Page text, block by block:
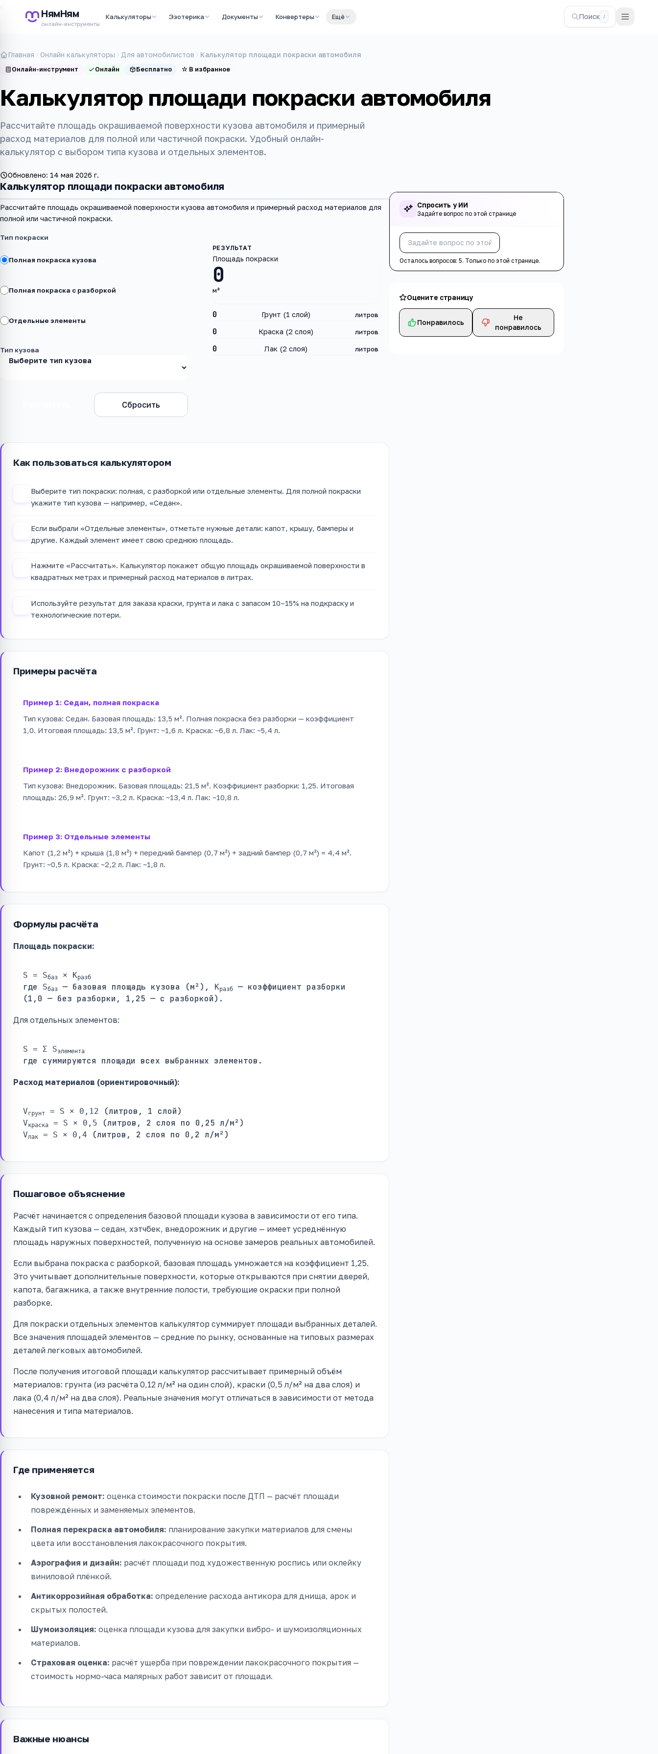
НямНям
онлайн-инструменты
Калькуляторы Эзотерика Документы Конвертеры Ещё Поиск /
Главная Онлайн калькуляторы Для автомобилистов Калькулятор площади покраски автомобиля
Онлайн-инструмент Онлайн Бесплатно ☆ В избранное
Калькулятор площади покраски автомобиля
Рассчитайте площадь окрашиваемой поверхности кузова автомобиля и примерный
расход материалов для полной или частичной покраски. Удобный онлайн-
калькулятор с выбором типа кузова и отдельных элементов.
Обновлено: 14 мая 2026 г.
Калькулятор площади покраски автомобиля
Рассчитайте площадь окрашиваемой поверхности кузова автомобиля и примерный расход материалов для
полной или частичной покраски.
Тип покраски
Полная покраска кузова
Полная покраска с разборкой
Отдельные элементы
Тип кузова
Сбросить
0
Площадь покраски
м²
0 Грунт (1 слой) литров
0 Краска (2 слоя) литров
0 Лак (2 слоя) литров
Как пользоваться калькулятором
Выберите тип покраски: полная, с разборкой или отдельные элементы. Для полной покраски
укажите тип кузова — например, «Седан».
Если выбрали «Отдельные элементы», отметьте нужные детали: капот, крышу, бамперы и
другие. Каждый элемент имеет свою среднюю площадь.
Нажмите «Рассчитать». Калькулятор покажет общую площадь окрашиваемой поверхности в
квадратных метрах и примерный расход материалов в литрах.
Используйте результат для заказа краски, грунта и лака с запасом 10–15% на подкраску и
технологические потери.
Примеры расчёта
Пример 1: Седан, полная покраска
Тип кузова: Седан. Базовая площадь: 13,5 м². Полная покраска без разборки — коэффициент
1,0. Итоговая площадь: 13,5 м². Грунт: ~1,6 л. Краска: ~6,8 л. Лак: ~5,4 л.
Пример 2: Внедорожник с разборкой
Тип кузова: Внедорожник. Базовая площадь: 21,5 м². Коэффициент разборки: 1,25. Итоговая
площадь: 26,9 м². Грунт: ~3,2 л. Краска: ~13,4 л. Лак: ~10,8 л.
Пример 3: Отдельные элементы
Капот (1,2 м²) + крыша (1,8 м²) + передний бампер (0,7 м²) + задний бампер (0,7 м²) = 4,4 м².
Грунт: ~0,5 л. Краска: ~2,2 л. Лак: ~1,8 л.
Формулы расчёта
Площадь покраски:
S = Sбаз × Kразб
где Sбаз — базовая площадь кузова (м²), Kразб
— коэффициент разборки
(1,0 — без разборки, 1,25 — с разборкой).
Для отдельных элементов:
S = Σ Sэлемента
где суммируются площади всех выбранных элементов.
Расход материалов (ориентировочный):
Vгрунт = S × 0,12 (литров, 1 слой)
Vкраска = S × 0,5 (литров, 2 слоя по 0,25 л/м²)
Vлак = S × 0,4 (литров, 2 слоя по 0,2 л/м²)
Пошаговое объяснение
Расчёт начинается с определения базовой площади кузова в зависимости от его типа.
Каждый тип кузова — седан, хэтчбек, внедорожник и другие — имеет усреднённую
площадь наружных поверхностей, полученную на основе замеров реальных автомобилей.
Если выбрана покраска с разборкой, базовая площадь умножается на коэффициент 1,25.
Это учитывает дополнительные поверхности, которые открываются при снятии дверей,
капота, багажника, а также внутренние полости, требующие окраски при полной
разборке.
Для покраски отдельных элементов калькулятор суммирует площади выбранных деталей.
Все значения площадей элементов — средние по рынку, основанные на типовых размерах
деталей легковых автомобилей.
После получения итоговой площади калькулятор рассчитывает примерный объём
материалов: грунта (из расчёта 0,12 л/м² на один слой), краски (0,5 л/м² на два слоя) и
лака (0,4 л/м² на два слоя). Реальные значения могут отличаться в зависимости от метода
нанесения и типа материалов.
Где применяется
Кузовной ремонт: оценка стоимости покраски после ДТП — расчёт площади
повреждённых и заменяемых элементов.
Полная перекраска автомобиля: планирование закупки материалов для смены
цвета или восстановления лакокрасочного покрытия.
Аэрография и дизайн: расчёт площади под художественную роспись или оклейку
виниловой плёнкой.
Антикоррозийная обработка: определение расхода антикора для днища, арок и
скрытых полостей.
Шумоизоляция: оценка площади кузова для закупки вибро- и шумоизоляционных
материалов.
Страховая оценка: расчёт ущерба при повреждении лакокрасочного покрытия —
стоимость нормо-часа малярных работ зависит от площади.
Важные нюансы
Спросить у ИИ
Задайте вопрос по этой странице
Осталось вопросов:5. Только по этой странице.
Оцените страницу
Понравилось
Не
понравилось